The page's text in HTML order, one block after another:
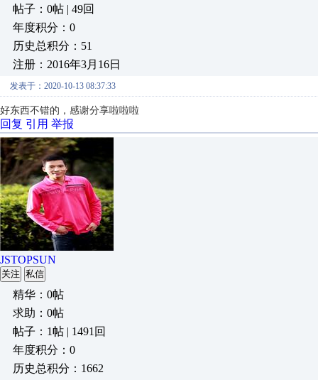
帖子：0帖 | 49回
年度积分：0
历史总积分：51
注册：2016年3月16日
发表于：2020-10-13 08:37:33
好东西不错的，感谢分享啦啦啦
回复 引用 举报
JSTOPSUN
关注 私信
精华：0帖
求助：0帖
帖子：1帖 | 1491回
年度积分：0
历史总积分：1662